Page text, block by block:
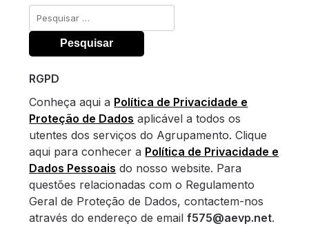
Pesquisar
por:
RGPD
Conheça aqui a Política de Privacidade e
Proteção de Dados aplicável a todos os
utentes dos serviços do Agrupamento. Clique
aqui para conhecer a Política de Privacidade e
Dados Pessoais do nosso website. Para
questões relacionadas com o Regulamento
Geral de Proteção de Dados, contactem-nos
através do endereço de emailf575@aevp.net.